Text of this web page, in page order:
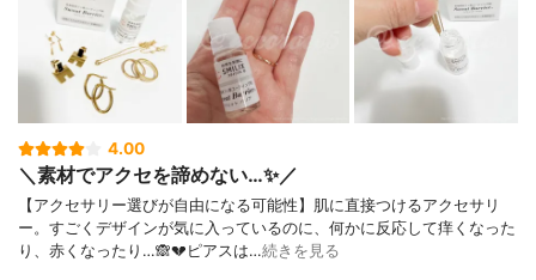
4.00
＼素材でアクセを諦めない…✨／
【アクセサリー選びが自由になる可能性】肌に直接つけるアクセサリ
ー。⁡すごくデザインが気に入っているのに、何かに反応して痒くなった
り、赤くなったり…🙈💔⁡ピアスは…続きを見る